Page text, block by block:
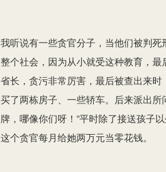
我听说有一些贪官分子，当他们被判
整个社会，因为从小就受这种教育，
省长，贪污非常厉害，最后被查出来
买了两栋房子、一些轿车。后来派出
牌，哪像你们呀！”平时除了接送孩子
这个贪官每月给她两万元当零花钱。